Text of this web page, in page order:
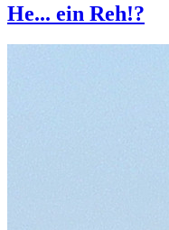
He... ein Reh!?